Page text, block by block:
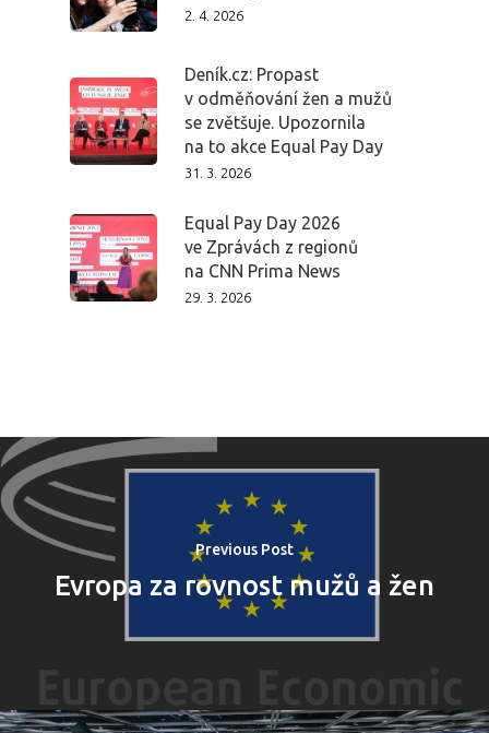
2. 4. 2026
Deník.cz: Propast
v odměňování žen a mužů
se zvětšuje. Upozornila
na to akce Equal Pay Day
31. 3. 2026
Equal Pay Day 2026
ve Zprávách z regionů
na CNN Prima News
29. 3. 2026
Previous Post
Evropa za rovnost mužů a žen
PŘIHLÁŠENÍ
Program 26.3.
Aktuality
Partneři
Vstupenky